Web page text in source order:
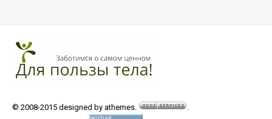
© 2008-2015 designed by athemes. .